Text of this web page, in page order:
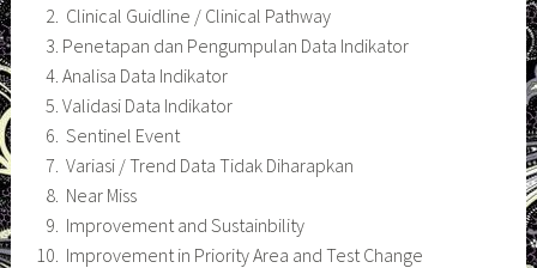
Clinical Guidline / Clinical Pathway
Penetapan dan Pengumpulan Data Indikator
Analisa Data Indikator
Validasi Data Indikator
Sentinel Event
Variasi / Trend Data Tidak Diharapkan
Near Miss
Improvement and Sustainbility
Improvement in Priority Area and Test Change